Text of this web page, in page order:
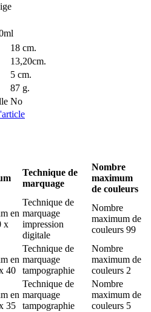
18 cm.
13,20cm.
5 cm.
87 g.
No
Technique de
marquage
Nombre
maximum
de couleurs
en
x
Technique de
marquage
impression
digitale
Nombre
maximum de
couleurs 99
en
40
Technique de
marquage
tampographie
Nombre
maximum de
couleurs 2
en
35
Technique de
marquage
tampographie
Nombre
maximum de
couleurs 5